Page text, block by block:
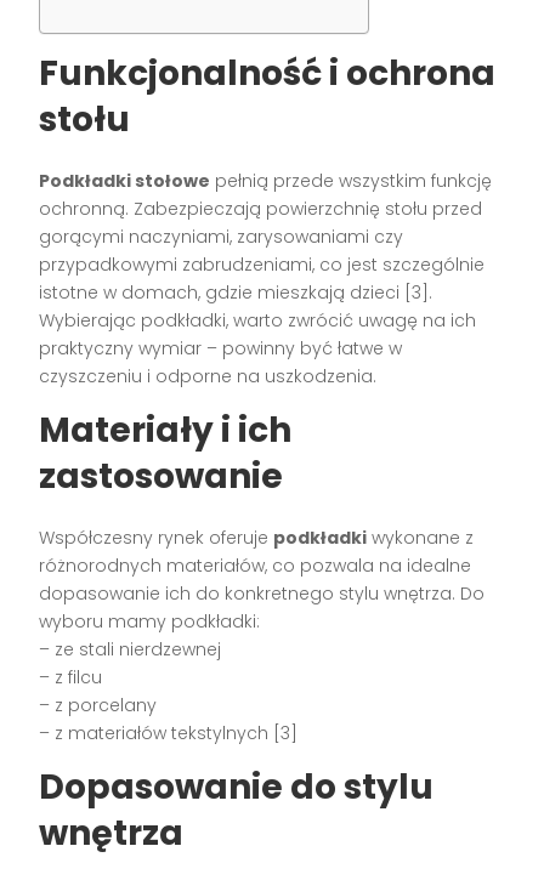
Funkcjonalność i ochrona
stołu
Podkładki stołowe pełnią przede wszystkim funkcję
ochronną. Zabezpieczają powierzchnię stołu przed
gorącymi naczyniami, zarysowaniami czy
przypadkowymi zabrudzeniami, co jest szczególnie
istotne w domach, gdzie mieszkają dzieci [3].
Wybierając podkładki, warto zwrócić uwagę na ich
praktyczny wymiar – powinny być łatwe w
czyszczeniu i odporne na uszkodzenia.
Materiały i ich
zastosowanie
Współczesny rynek oferuje podkładki wykonane z
różnorodnych materiałów, co pozwala na idealne
dopasowanie ich do konkretnego stylu wnętrza. Do
wyboru mamy podkładki:
– ze stali nierdzewnej
– z filcu
– z porcelany
– z materiałów tekstylnych [3]
Dopasowanie do stylu
wnętrza